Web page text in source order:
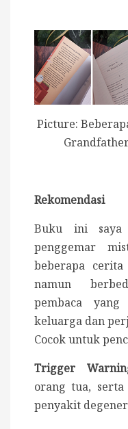
Picture:
Rekomendasi
Buku ini saya
penggemar
beberapa
namun
pembaca
keluarga dan
Cocok untuk
Trigger
orang tua,
penyakit